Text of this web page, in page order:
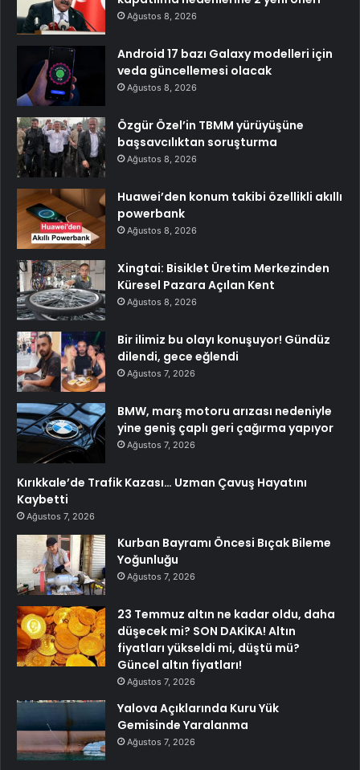
Ağustos 8, 2026
Android 17 bazı Galaxy modelleri için
veda güncellemesi olacak
Ağustos 8, 2026
Özgür Özel’in TBMM yürüyüşüne
başsavcılıktan soruşturma
Ağustos 8, 2026
Huawei’den konum takibi özellikli akıllı
powerbank
Ağustos 8, 2026
Xingtai: Bisiklet Üretim Merkezinden
Küresel Pazara Açılan Kent
Ağustos 8, 2026
Bir ilimiz bu olayı konuşuyor! Gündüz
dilendi, gece eğlendi
Ağustos 7, 2026
BMW, marş motoru arızası nedeniyle
yine geniş çaplı geri çağırma yapıyor
Ağustos 7, 2026
Kırıkkale’de Trafik Kazası… Uzman Çavuş Hayatını
Kaybetti
Ağustos 7, 2026
Kurban Bayramı Öncesi Bıçak Bileme
Yoğunluğu
Ağustos 7, 2026
23 Temmuz altın ne kadar oldu, daha
düşecek mi? SON DAKİKA! Altın
fiyatları yükseldi mi, düştü mü?
Güncel altın fiyatları!
Ağustos 7, 2026
Yalova Açıklarında Kuru Yük
Gemisinde Yaralanma
Ağustos 7, 2026